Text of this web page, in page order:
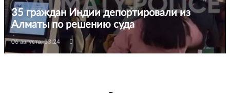
35 граждан Индии депортировали из
Алматы по решению суда
06 августа, 13:24